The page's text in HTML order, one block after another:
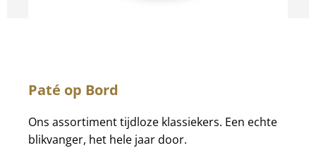
Paté op Bord
Ons assortiment tijdloze klassiekers. Een echte
blikvanger, het hele jaar door.